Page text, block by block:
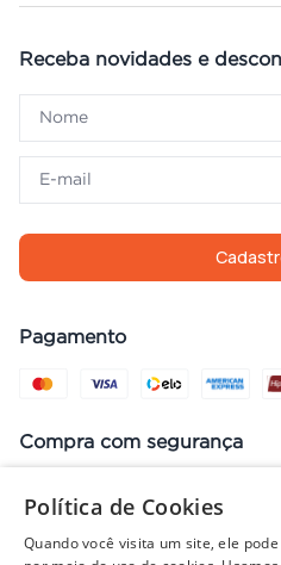
Receba novidades e
Pagamento
Compra com segurança
Preços, promoções, condições de
Política de Cookies
Quando você visita um site, ele